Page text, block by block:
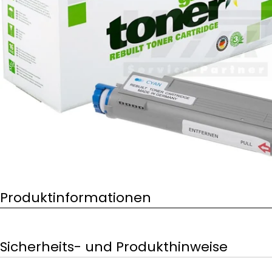
Sie das Medium 0 im Modalformat
Produktinformationen
Sicherheits- und Produkthinweise